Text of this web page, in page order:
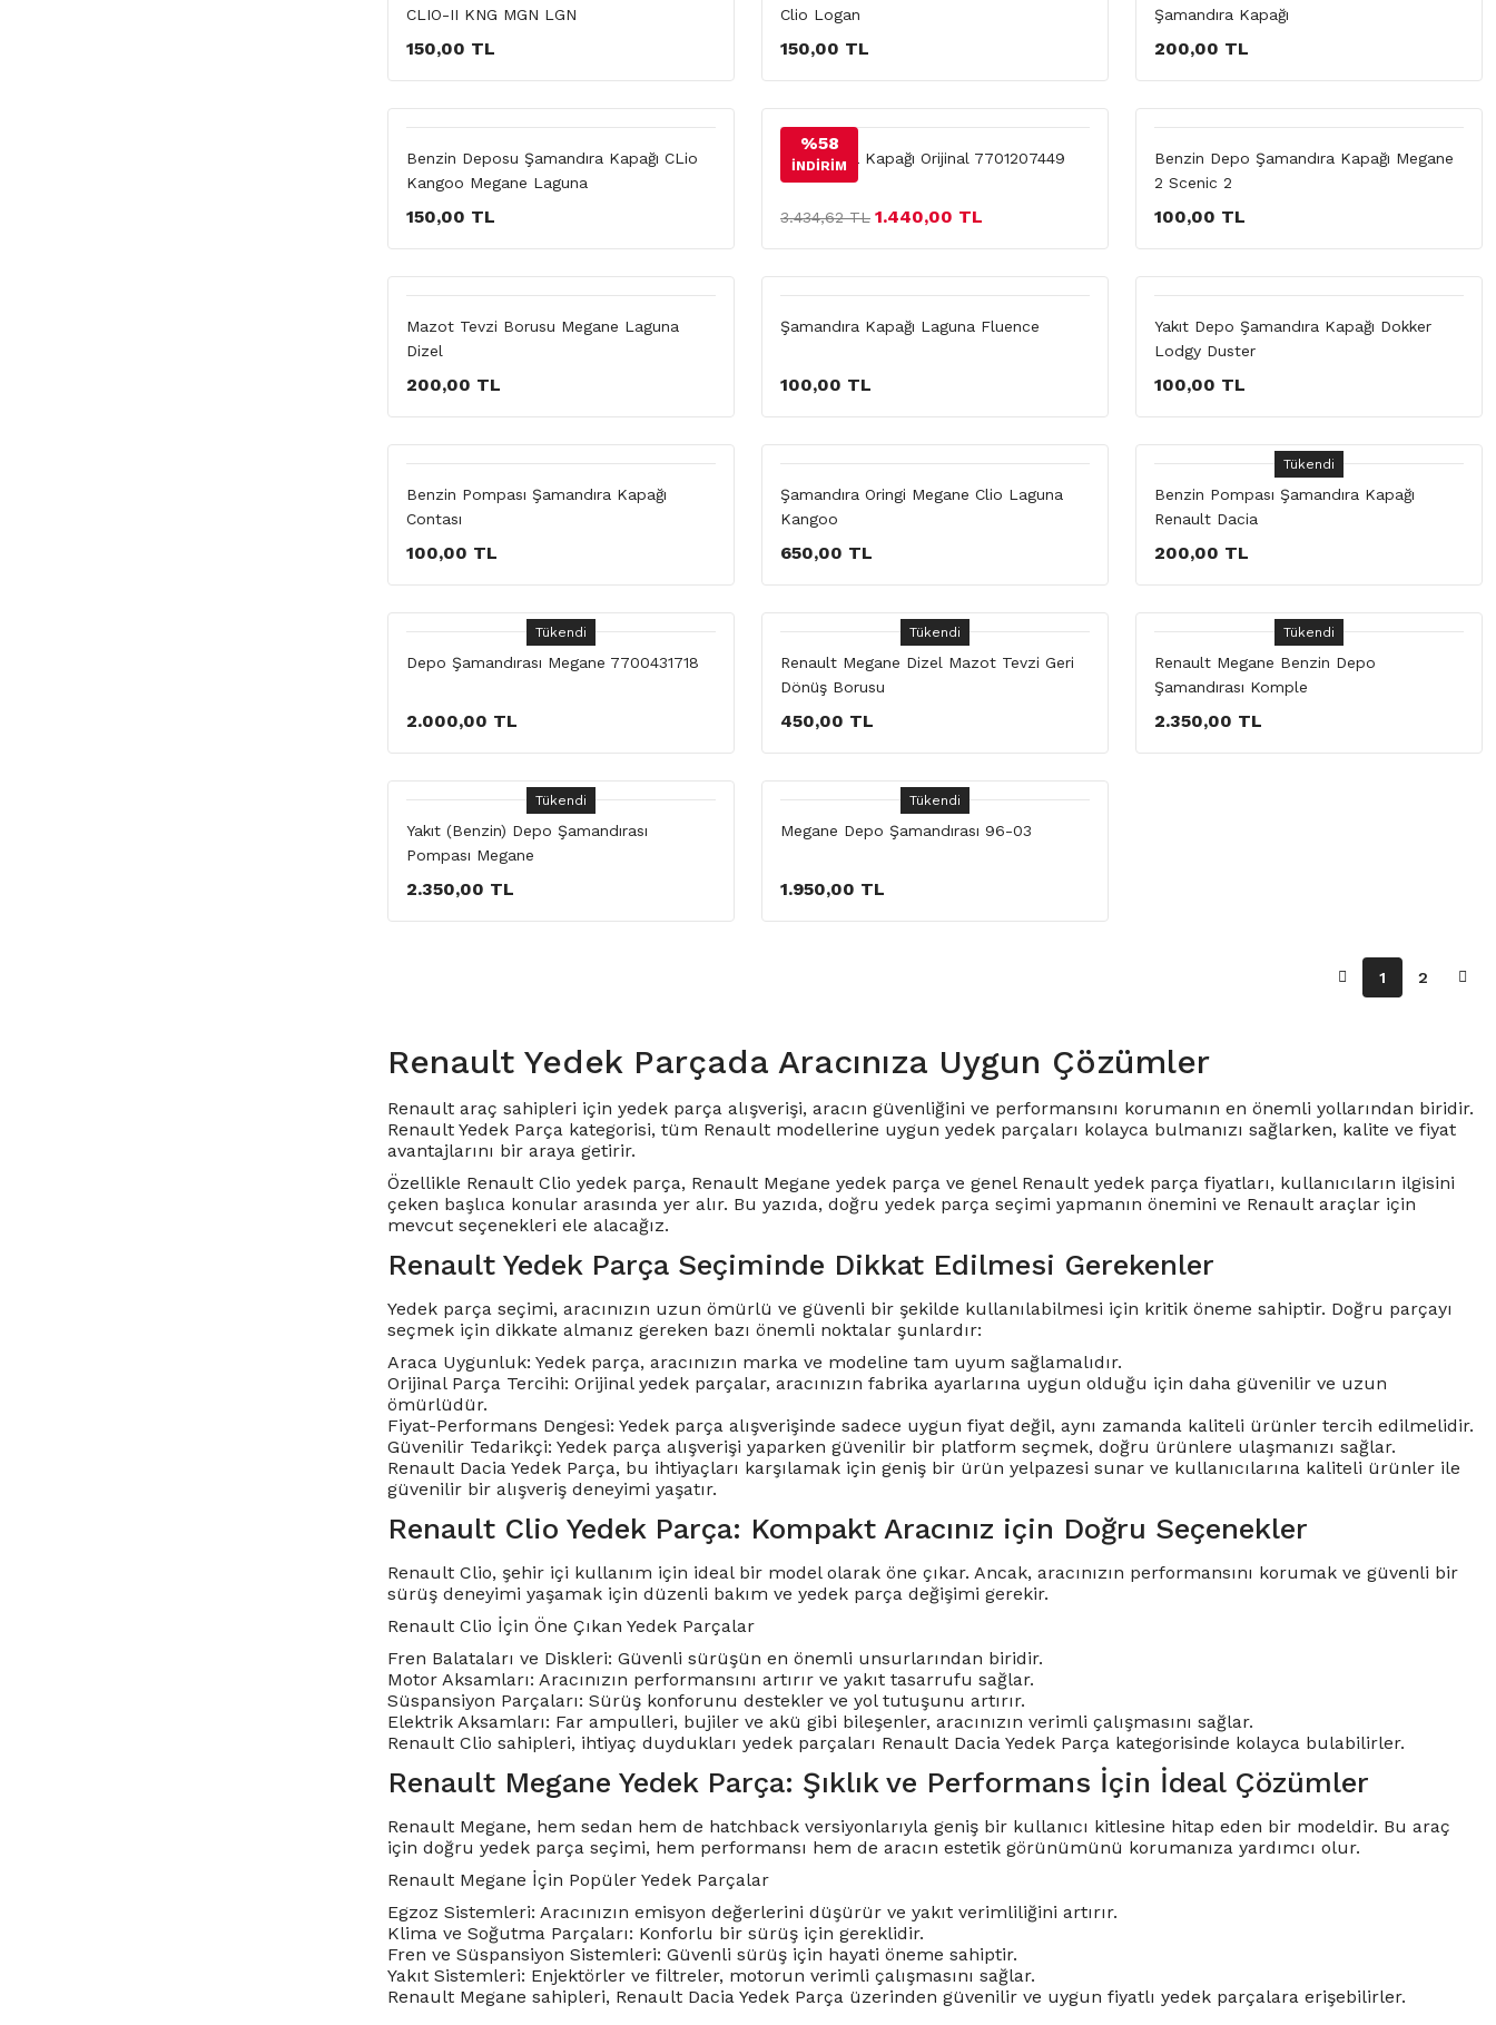
CLIO-II KNG MGN LGN
150,00 TL
Clio Logan
150,00 TL
Şamandıra Kapağı
200,00 TL
Benzin Deposu Şamandıra Kapağı CLio
Kangoo Megane Laguna
150,00 TL
%58
İNDİRİM
Şamandıra Kapağı Orijinal 7701207449
3.434,62 TL 1.440,00 TL
Benzin Depo Şamandıra Kapağı Megane
2 Scenic 2
100,00 TL
Mazot Tevzi Borusu Megane Laguna
Dizel
200,00 TL
Şamandıra Kapağı Laguna Fluence
100,00 TL
Yakıt Depo Şamandıra Kapağı Dokker
Lodgy Duster
100,00 TL
Benzin Pompası Şamandıra Kapağı
Contası
100,00 TL
Şamandıra Oringi Megane Clio Laguna
Kangoo
650,00 TL
Tükendi
Benzin Pompası Şamandıra Kapağı
Renault Dacia
200,00 TL
Tükendi
Depo Şamandırası Megane 7700431718
2.000,00 TL
Tükendi
Renault Megane Dizel Mazot Tevzi Geri
Dönüş Borusu
450,00 TL
Tükendi
Renault Megane Benzin Depo
Şamandırası Komple
2.350,00 TL
Tükendi
Yakıt (Benzin) Depo Şamandırası
Pompası Megane
2.350,00 TL
Tükendi
Megane Depo Şamandırası 96-03
1.950,00 TL
1 2
Renault Yedek Parçada Aracınıza Uygun Çözümler
Renault araç sahipleri için yedek parça alışverişi, aracın güvenliğini ve performansını korumanın en önemli yollarından biridir.
Renault Yedek Parça kategorisi, tüm Renault modellerine uygun yedek parçaları kolayca bulmanızı sağlarken, kalite ve fiyat
avantajlarını bir araya getirir.
Özellikle Renault Clio yedek parça, Renault Megane yedek parça ve genel Renault yedek parça fiyatları, kullanıcıların ilgisini
çeken başlıca konular arasında yer alır. Bu yazıda, doğru yedek parça seçimi yapmanın önemini ve Renault araçlar için
mevcut seçenekleri ele alacağız.
Renault Yedek Parça Seçiminde Dikkat Edilmesi Gerekenler
Yedek parça seçimi, aracınızın uzun ömürlü ve güvenli bir şekilde kullanılabilmesi için kritik öneme sahiptir. Doğru parçayı
seçmek için dikkate almanız gereken bazı önemli noktalar şunlardır:
Araca Uygunluk: Yedek parça, aracınızın marka ve modeline tam uyum sağlamalıdır.
Orijinal Parça Tercihi: Orijinal yedek parçalar, aracınızın fabrika ayarlarına uygun olduğu için daha güvenilir ve uzun
ömürlüdür.
Fiyat-Performans Dengesi: Yedek parça alışverişinde sadece uygun fiyat değil, aynı zamanda kaliteli ürünler tercih edilmelidir.
Güvenilir Tedarikçi: Yedek parça alışverişi yaparken güvenilir bir platform seçmek, doğru ürünlere ulaşmanızı sağlar.
Renault Dacia Yedek Parça, bu ihtiyaçları karşılamak için geniş bir ürün yelpazesi sunar ve kullanıcılarına kaliteli ürünler ile
güvenilir bir alışveriş deneyimi yaşatır.
Renault Clio Yedek Parça: Kompakt Aracınız için Doğru Seçenekler
Renault Clio, şehir içi kullanım için ideal bir model olarak öne çıkar. Ancak, aracınızın performansını korumak ve güvenli bir
sürüş deneyimi yaşamak için düzenli bakım ve yedek parça değişimi gerekir.
Renault Clio İçin Öne Çıkan Yedek Parçalar
Fren Balataları ve Diskleri: Güvenli sürüşün en önemli unsurlarından biridir.
Motor Aksamları: Aracınızın performansını artırır ve yakıt tasarrufu sağlar.
Süspansiyon Parçaları: Sürüş konforunu destekler ve yol tutuşunu artırır.
Elektrik Aksamları: Far ampulleri, bujiler ve akü gibi bileşenler, aracınızın verimli çalışmasını sağlar.
Renault Clio sahipleri, ihtiyaç duydukları yedek parçaları Renault Dacia Yedek Parça kategorisinde kolayca bulabilirler.
Renault Megane Yedek Parça: Şıklık ve Performans İçin İdeal Çözümler
Renault Megane, hem sedan hem de hatchback versiyonlarıyla geniş bir kullanıcı kitlesine hitap eden bir modeldir. Bu araç
için doğru yedek parça seçimi, hem performansı hem de aracın estetik görünümünü korumanıza yardımcı olur.
Renault Megane İçin Popüler Yedek Parçalar
Egzoz Sistemleri: Aracınızın emisyon değerlerini düşürür ve yakıt verimliliğini artırır.
Klima ve Soğutma Parçaları: Konforlu bir sürüş için gereklidir.
Fren ve Süspansiyon Sistemleri: Güvenli sürüş için hayati öneme sahiptir.
Yakıt Sistemleri: Enjektörler ve filtreler, motorun verimli çalışmasını sağlar.
Renault Megane sahipleri, Renault Dacia Yedek Parça üzerinden güvenilir ve uygun fiyatlı yedek parçalara erişebilirler.